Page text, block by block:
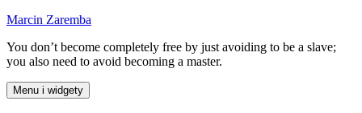
Przejdź
treści
Marcin Zaremba
You don’t become completely free by just avoiding to be a slave;
you also need to avoid becoming a master.
Menu i widgety